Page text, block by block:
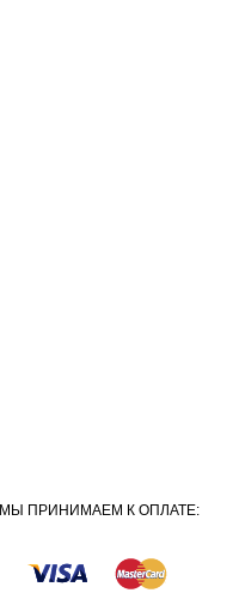
МЫ ПРИНИМАЕМ К ОПЛАТЕ: